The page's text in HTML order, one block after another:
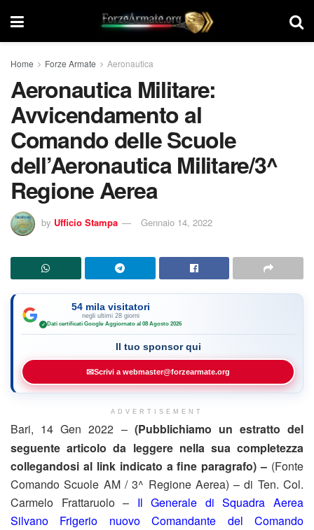
Home Forze Armate Aeronautica
Aeronautica Militare:
Avvicendamento al
Comando delle Scuole
dell’Aeronautica Militare/3^
Regione Aerea
by Ufficio Stampa Gennaio 14, 2022
54 mila visitatori
negli ultimi 28 giorni
✓ Dati certificati Google·Aggiornato al 08 Agosto 2026
Il tuo sponsor qui
✉Scrivi a webmaster@forzearmate.org
ADVERTISEMENT
Bari, 14 Gen 2022 – (Pubblichiamo un estratto del
seguente articolo da leggere nella sua completezza
collegandosi al link indicato a fine paragrafo) – (Fonte
Comando Scuole AM / 3^ Regione Aerea) – di Ten. Col.
Carmelo Frattaruolo – Il Generale di Squadra Aerea
Silvano Frigerio nuovo Comandante del Comando